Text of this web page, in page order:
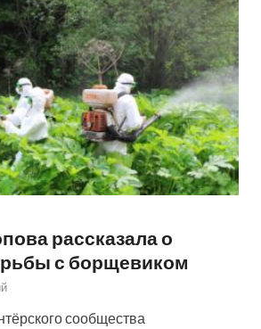
рассказала о
с борщевиком
сообщества